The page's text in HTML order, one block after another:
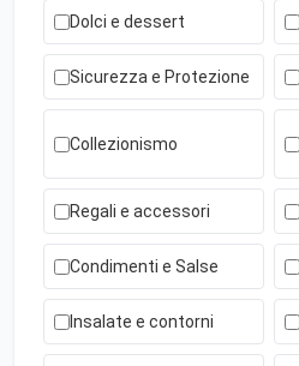
Dolci e dessert
Sicurezza e Protezione
Collezionismo
Regali e accessori
Condimenti e Salse
Insalate e contorni